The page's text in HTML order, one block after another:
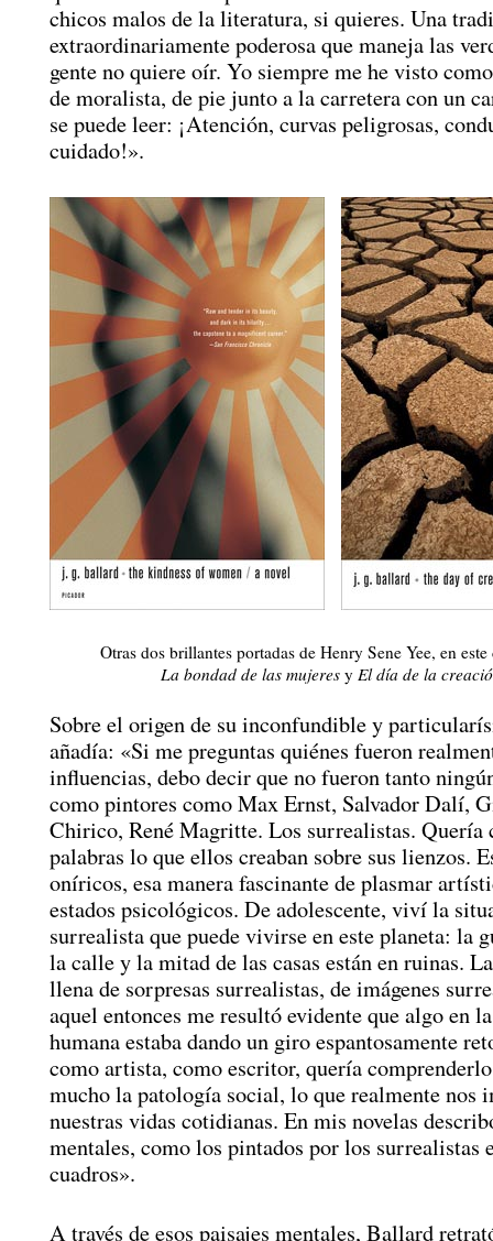
chicos malos de la literatura, si quieres. Una
extraordinariamente poderosa que maneja las
gente no quiere oír. Yo siempre me he visto
de moralista, de pie junto a la carretera con un
se puede leer: ¡Atención, curvas peligrosas,
cuidado!».
Otras dos brillantes portadas de Henry Sene Yee, en este
La bondad de las mujeresy El día de la
Sobre el origen de su inconfundible y
añadía: «Si me preguntas quiénes fueron
influencias, debo decir que no fueron tanto
como pintores como Max Ernst, Salvador Dalí,
Chirico, René Magritte. Los surrealistas. Quería
palabras lo que ellos creaban sobre sus lienzos.
oníricos, esa manera fascinante de plasmar
estados psicológicos. De adolescente, viví la
surrealista que puede vivirse en este planeta: la
la calle y la mitad de las casas están en ruinas.
llena de sorpresas surrealistas, de imágenes
aquel entonces me resultó evidente que algo en
humana estaba dando un giro espantosamente
como artista, como escritor, quería
mucho la patología social, lo que realmente nos
nuestras vidas cotidianas. En mis novelas
mentales, como los pintados por los surrealistas
cuadros».
A través de esos paisajes mentales, Ballard